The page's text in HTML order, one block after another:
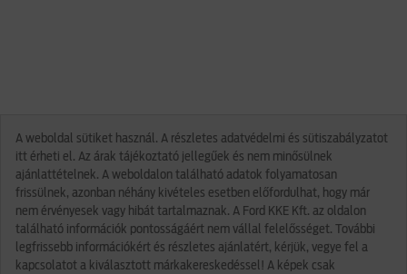
A weboldal sütiket használ. A részletes adatvédelmi és sütiszabályzatot
itt érheti el. Az árak tájékoztató jellegűek és nem minősülnek
ajánlattételnek. A weboldalon található adatok folyamatosan
frissülnek, azonban néhány kivételes esetben előfordulhat, hogy már
nem érvényesek vagy hibát tartalmaznak. A Ford KKE Kft. az oldalon
található információk pontosságáért nem vállal felelősséget. További
legfrissebb információkért és részletes ajánlatért, kérjük, vegye fel a
kapcsolatot a kiválasztott márkakereskedéssel! A képek csak